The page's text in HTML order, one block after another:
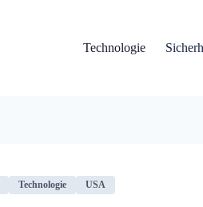
Technologie
Technologie USA